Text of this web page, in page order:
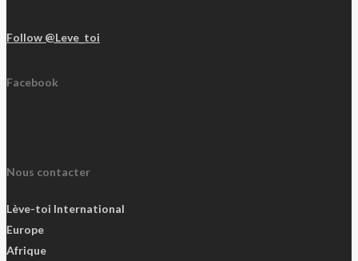
Follow @Leve_toi
Facebook
Nous contacter
Lève-toi International
Europe
Afrique